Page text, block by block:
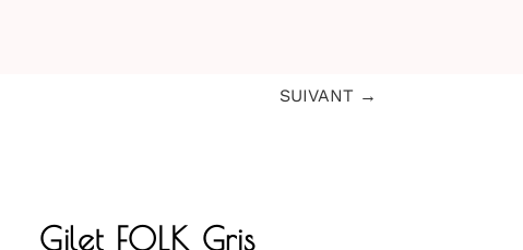
SUIVANT →
Gilet FOLK Gris